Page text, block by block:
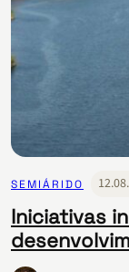
SEMIÁRIDO
Iniciativas